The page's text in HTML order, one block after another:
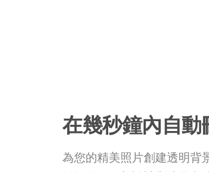
在幾秒鐘內自動
為您的精美照片創建透明背